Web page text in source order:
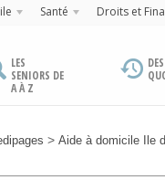
Santé Droits et
LES
SENIORS DE
A À Z
> Aide à domicile Ile